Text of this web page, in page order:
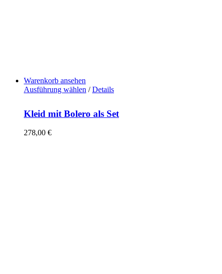
Warenkorb ansehen
Ausführung wählen / Details
Kleid mit Bolero als Set
278,00 €